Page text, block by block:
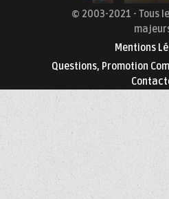
© 2003-2021 - Tous
Mentions
Questions, Promotion